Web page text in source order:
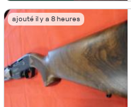
ajouté il y a 8 heures